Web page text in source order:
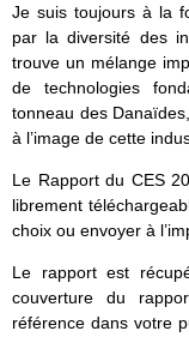
Je suis toujours à la
par la diversité des
trouve un mélange
de technologies
tonneau des
à l’image de cette
Le Rapport du CES
librement
choix ou envoyer à
Le rapport est
couverture du
référence dans votre